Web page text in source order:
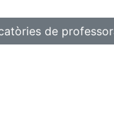
de